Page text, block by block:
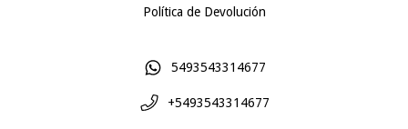
Política de Devolución
5493543314677
+5493543314677